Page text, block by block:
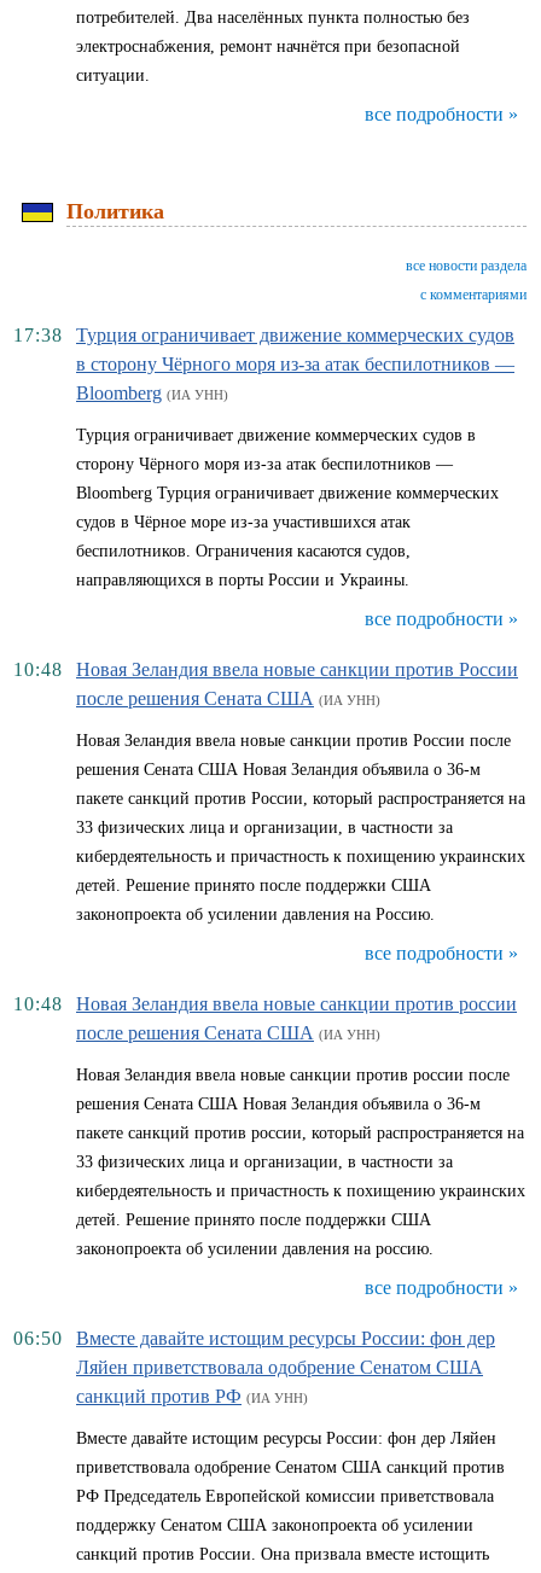
потребителей. Два населённых пункта полностью без
электроснабжения, ремонт начнётся при безопасной
ситуации.
все подробности »
Политика
все новости раздела
с комментариями
17:38
Турция ограничивает движение коммерческих судов
в сторону Чёрного моря из-за атак беспилотников —
Bloomberg (ИА УНН)
Турция ограничивает движение коммерческих судов в
сторону Чёрного моря из-за атак беспилотников —
Bloomberg Турция ограничивает движение коммерческих
судов в Чёрное море из-за участившихся атак
беспилотников. Ограничения касаются судов,
направляющихся в порты России и Украины.
все подробности »
10:48
Новая Зеландия ввела новые санкции против России
после решения Сената США (ИА УНН)
Новая Зеландия ввела новые санкции против России после
решения Сената США Новая Зеландия объявила о 36-м
пакете санкций против России, который распространяется на
33 физических лица и организации, в частности за
кибердеятельность и причастность к похищению украинских
детей. Решение принято после поддержки США
законопроекта об усилении давления на Россию.
все подробности »
10:48
Новая Зеландия ввела новые санкции против россии
после решения Сената США (ИА УНН)
Новая Зеландия ввела новые санкции против россии после
решения Сената США Новая Зеландия объявила о 36-м
пакете санкций против россии, который распространяется на
33 физических лица и организации, в частности за
кибердеятельность и причастность к похищению украинских
детей. Решение принято после поддержки США
законопроекта об усилении давления на россию.
все подробности »
06:50
Вместе давайте истощим ресурсы России: фон дер
Ляйен приветствовала одобрение Сенатом США
санкций против РФ (ИА УНН)
Вместе давайте истощим ресурсы России: фон дер Ляйен
приветствовала одобрение Сенатом США санкций против
РФ Председатель Европейской комиссии приветствовала
поддержку Сенатом США законопроекта об усилении
санкций против России. Она призвала вместе истощить